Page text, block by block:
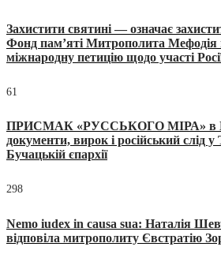
Захистити святині — означає
Фонд пам’яті Митрополита Мефодія
міжнародну петицію щодо участі
61
ПРИСМАК «РУССЬКОГО МІРА» в
документи, вирок і російський слід у
Бучацькій єпархії
298
Nemo iudex in causa sua: Наталія
відповіла митрополиту Євстратію